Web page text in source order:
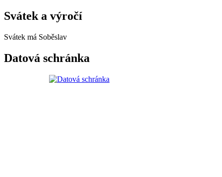
Svátek a výročí
Svátek má Soběslav
Datová schránka